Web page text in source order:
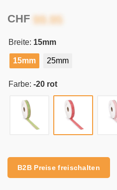
CHF
Breite: 15mm
15mm 25mm
Farbe: -20 rot
B2B Preise freischalten